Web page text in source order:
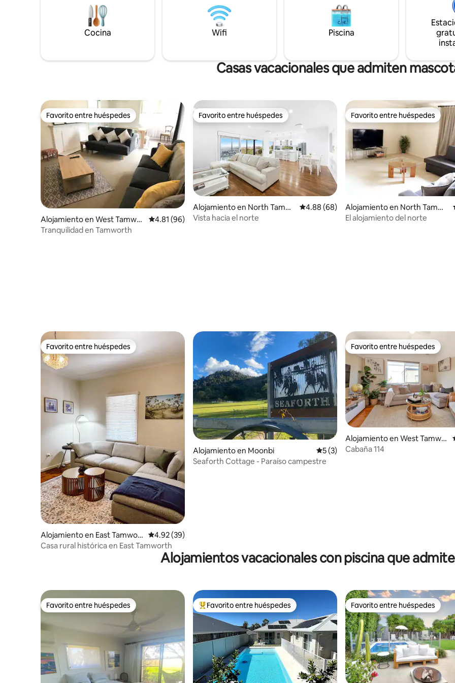
Cocina Wifi Piscina
Casas vacacionales que admiten
Favorito entre huéspedes
Favorito entre huéspedes
Alojamiento en West Tamwor
th
Calificación promedio: 4.81 de 5, 96 reseñas
4.81 (96)
Tranquilidad en Tamworth
Favorito entre huéspedes
Favorito entre huéspedes
Alojamiento en North Tamw
orth
Calificación promedio: 4.88 de 5, 68 reseñas
4.88 (68)
Vista hacia el norte
Favorito entre huéspedes
Favorito entre huéspedes
Alojamiento en North Tamwo
rth
El alojamiento del norte
Favorito entre huéspedes
Favorito entre huéspedes
Alojamiento en East Tamwort
h
Calificación promedio: 4.92 de 5, 39 reseñas
4.92 (39)
Casa rural histórica en East Tamworth
Alojamiento en Moonbi Calificación promedio: 5 de 5, 3 reseñas
5 (3)
Seaforth Cottage - Paraíso campestre
Favorito entre huéspedes
Favorito entre huéspedes
Alojamiento en West Tamwo
rth
Cabaña 114
Alojamientos vacacionales con piscina que
Favorito entre huéspedes
Favorito entre huéspedes Favorito entre huéspedes preferido
Favorito entre huéspedes Favorito entre huéspedes
Favorito entre huéspedes